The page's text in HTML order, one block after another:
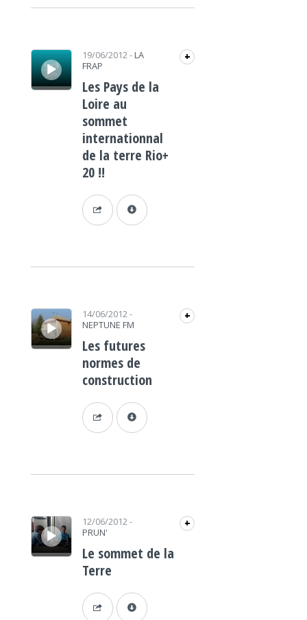
Lecteur audio 19/06/2012- LA
FRAP
+
Les Pays de la
Loire au
sommet
internationnal
de la terre Rio+
20 !!
Lecteur audio 14/06/2012-
NEPTUNE FM
+
Les futures
normes de
construction
Lecteur audio 12/06/2012-
PRUN'
+
Le sommet de la
Terre